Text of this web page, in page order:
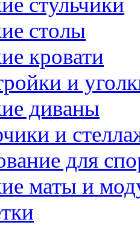
столы
кровати
и
диваны
и
для
маты и